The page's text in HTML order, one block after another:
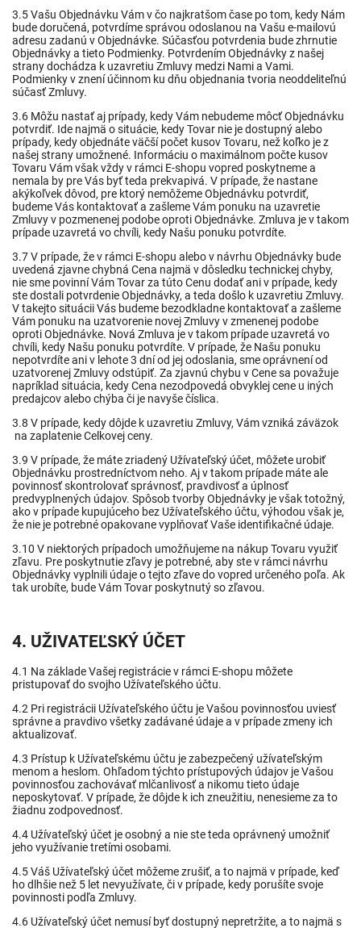
3.5 Vašu Objednávku Vám v čo najkratšom čase po tom, kedy Nám
bude doručená, potvrdíme správou odoslanou na Vašu e-mailovú
adresu zadanú v Objednávke. Súčasťou potvrdenia bude zhrnutie
Objednávky a tieto Podmienky. Potvrdením Objednávky z našej
strany dochádza k uzavretiu Zmluvy medzi Nami a Vami.
Podmienky v znení účinnom ku dňu objednania tvoria neoddeliteľnú
súčasť Zmluvy.
3.6 Môžu nastať aj prípady, kedy Vám nebudeme môcť Objednávku
potvrdiť. Ide najmä o situácie, kedy Tovar nie je dostupný alebo
prípady, kedy objednáte väčší počet kusov Tovaru, než koľko je z
našej strany umožnené. Informáciu o maximálnom počte kusov
Tovaru Vám však vždy v rámci E-shopu vopred poskytneme a
nemala by pre Vás byť teda prekvapivá. V prípade, že nastane
akýkoľvek dôvod, pre ktorý nemôžeme Objednávku potvrdiť,
budeme Vás kontaktovať a zašleme Vám ponuku na uzavretie
Zmluvy v pozmenenej podobe oproti Objednávke. Zmluva je v takom
prípade uzavretá vo chvíli, kedy Našu ponuku potvrdíte.
3.7 V prípade, že v rámci E-shopu alebo v návrhu Objednávky bude
uvedená zjavne chybná Cena najmä v dôsledku technickej chyby,
nie sme povinní Vám Tovar za túto Cenu dodať ani v prípade, kedy
ste dostali potvrdenie Objednávky, a teda došlo k uzavretiu Zmluvy.
V takejto situácii Vás budeme bezodkladne kontaktovať a zašleme
Vám ponuku na uzatvorenie novej Zmluvy v zmenenej podobe
oproti Objednávke. Nová Zmluva je v takom prípade uzavretá vo
chvíli, kedy Našu ponuku potvrdíte. V prípade, že Našu ponuku
nepotvrdíte ani v lehote 3 dní od jej odoslania, sme oprávnení od
uzatvorenej Zmluvy odstúpiť. Za zjavnú chybu v Cene sa považuje
napríklad situácia, kedy Cena nezodpovedá obvyklej cene u iných
predajcov alebo chýba či je navyše číslica.
3.8 V prípade, kedy dôjde k uzavretiu Zmluvy, Vám vzniká záväzok
na zaplatenie Celkovej ceny.
3.9 V prípade, že máte zriadený Užívateľský účet, môžete urobiť
Objednávku prostredníctvom neho. Aj v takom prípade máte ale
povinnosť skontrolovať správnosť, pravdivosť a úplnosť
predvyplnených údajov. Spôsob tvorby Objednávky je však totožný,
ako v prípade kupujúceho bez Užívateľského účtu, výhodou však je,
že nie je potrebné opakovane vyplňovať Vaše identifikačné údaje.
3.10 V niektorých prípadoch umožňujeme na nákup Tovaru využiť
zľavu. Pre poskytnutie zľavy je potrebné, aby ste v rámci návrhu
Objednávky vyplnili údaje o tejto zľave do vopred určeného poľa. Ak
tak urobíte, bude Vám Tovar poskytnutý so zľavou.
4. UŽIVATEĽSKÝ ÚČET
4.1 Na základe Vašej registrácie v rámci E-shopu môžete
pristupovať do svojho Užívateľského účtu.
4.2 Pri registrácii Užívateľského účtu je Vašou povinnosťou uviesť
správne a pravdivo všetky zadávané údaje a v prípade zmeny ich
aktualizovať.
4.3 Prístup k Užívateľskému účtu je zabezpečený užívateľským
menom a heslom. Ohľadom týchto prístupových údajov je Vašou
povinnosťou zachovávať mlčanlivosť a nikomu tieto údaje
neposkytovať. V prípade, že dôjde k ich zneužitiu, nenesieme za to
žiadnu zodpovednosť.
4.4 Užívateľský účet je osobný a nie ste teda oprávnený umožniť
jeho využívanie tretími osobami.
4.5 Váš Užívateľský účet môžeme zrušiť, a to najmä v prípade, keď
ho dlhšie než 5 let nevyužívate, či v prípade, kedy porušíte svoje
povinnosti podľa Zmluvy.
4.6 Užívateľský účet nemusí byť dostupný nepretržite, a to najmä s